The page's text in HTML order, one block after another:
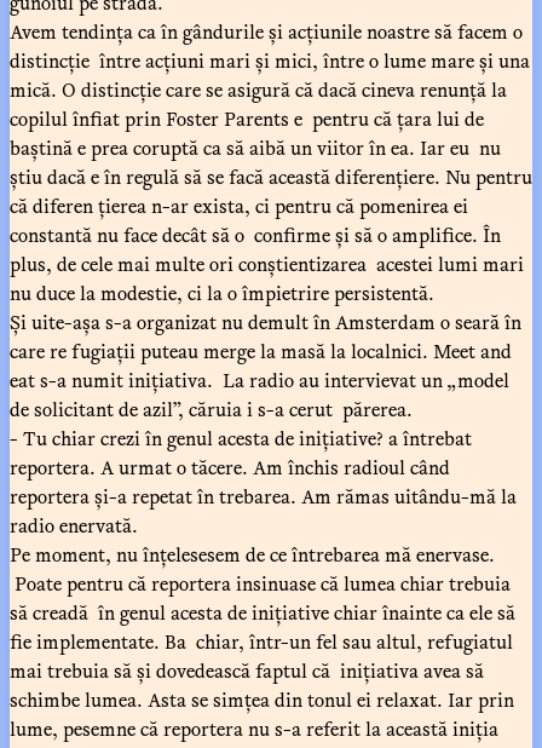
Avem tendința ca în gândurile și acțiunile noastre să facem o
distincție între acțiuni mari și mici, între o lume mare și una
mică. O distincție care se asigură că dacă cineva renunță la
copilul înfiat prin Foster Parents e pentru că țara lui de
baștină e prea coruptă ca să aibă un viitor în ea. Iar eu nu
știu dacă e în regulă să se facă această diferențiere. Nu pentru
că diferen țierea n-ar exista, ci pentru că pomenirea ei
constantă nu face decât să o confirme și să o amplifice. În
plus, de cele mai multe ori conștientizarea acestei lumi mari
nu duce la modestie, ci la o împietrire persistentă.
Și uite-așa s-a organizat nu demult în Amsterdam o seară în
care re fugiații puteau merge la masă la localnici. Meet and
eat s-a numit inițiativa. La radio au intervievat un „model
de solicitant de azil”, căruia i s-a cerut părerea.
- Tu chiar crezi în genul acesta de inițiative? a întrebat
reportera. A urmat o tăcere. Am închis radioul când
reportera și-a repetat în trebarea. Am rămas uitându-mă la
radio enervată.
Pe moment, nu înțelesesem de ce întrebarea mă enervase.
Poate pentru că reportera insinuase că lumea chiar trebuia
să creadă în genul acesta de inițiative chiar înainte ca ele să
fie implementate. Ba chiar, într-un fel sau altul, refugiatul
mai trebuia să și dovedească faptul că inițiativa avea să
schimbe lumea. Asta se simțea din tonul ei relaxat. Iar prin
lume, pesemne că reportera nu s-a referit la această iniția